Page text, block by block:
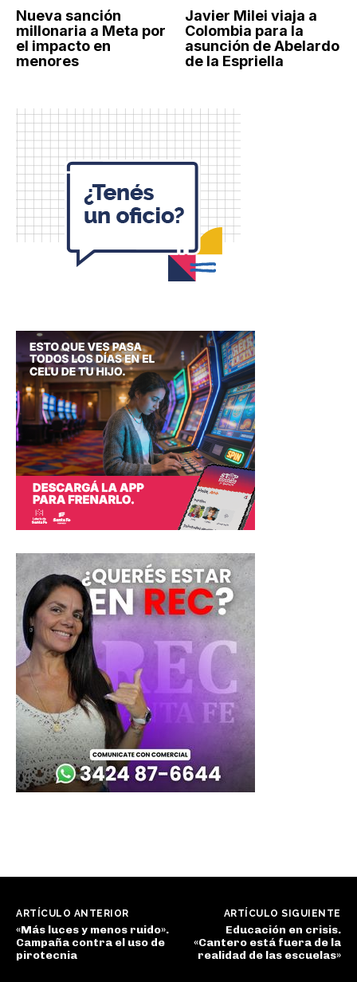
Nueva sanción
millonaria a Meta por
el impacto en
menores
Javier Milei viaja a
Colombia para la
asunción de Abelardo
de la Espriella
ARTÍCULO ANTERIOR
«Más luces y menos ruido».
Campaña contra el uso de
pirotecnia
ARTÍCULO SIGUIENTE
Educación en crisis.
«Cantero está fuera de la
realidad de las escuelas»